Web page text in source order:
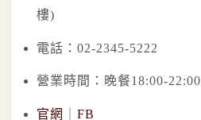
樓)
電話：02-2345-5222
營業時間：晚餐18:00-22:00
官網 FB